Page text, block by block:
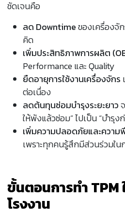
ชัดเจนคือ
ลด Downtimeของเครื่องจั
คิด
เพิ่มประสิทธิภาพการผลิต
Performance และ Quality
ยืดอายุการใช้งานเครื่องจักร
ต่อเนื่อง
ลดต้นทุนซ่อมบำรุงระยะยาว
ให้พังแล้วซ่อม” ไปเป็น “บำรุง
เพิ่มความปลอดภัยและควา
เพราะทุกคนรู้สึกมีส่วนร่วมใน
ขั้นตอนการทำ TPM
โรงงาน